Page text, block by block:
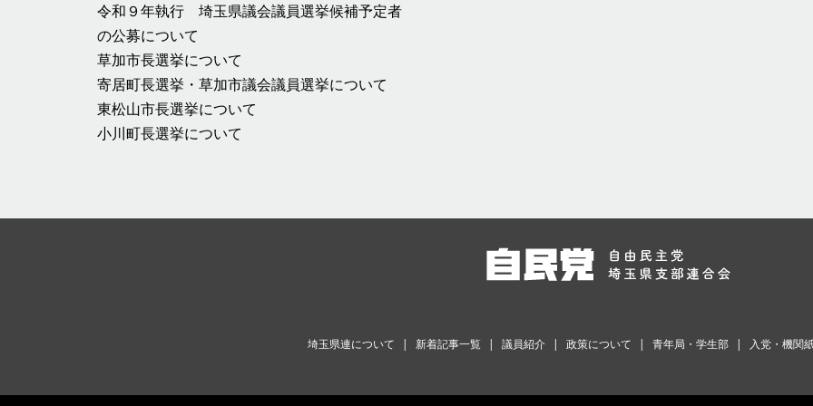
令和９年執行 埼玉県議会議員選挙候補予定者
の公募について
草加市長選挙について
寄居町長選挙・草加市議会議員選挙について
東松山市長選挙について
小川町長選挙について
埼玉県連について 新着記事一覧 議員紹介 政策について 青年局・学生部 入党・機関